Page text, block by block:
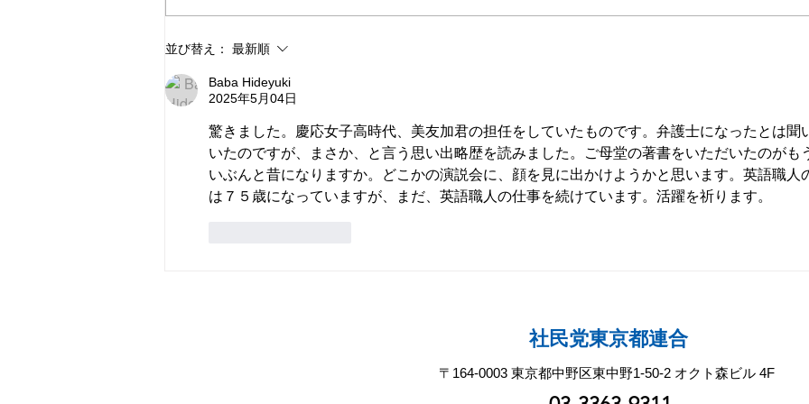
2026年7月19日(日) 国会
正門前大行動
ア
並び替え： 最新順
Baba Hideyuki
2025年5月04日
驚きました。慶応女子高時代、美友加君の担任をしていたものです。弁護士になったとは聞
いたのですが、まさか、と言う思い出略歴を読みました。ご母堂の著書をいただいたのがも
いぶんと昔になりますか。どこかの演説会に、顔を見に出かけようかと思います。英語職人
は７５歳になっていますが、まだ、英語職人の仕事を続けています。活躍を祈ります。
社民党東京都連合
〒164-0003 東京都中野区東中野1-50-2 オクト森ビル 4F